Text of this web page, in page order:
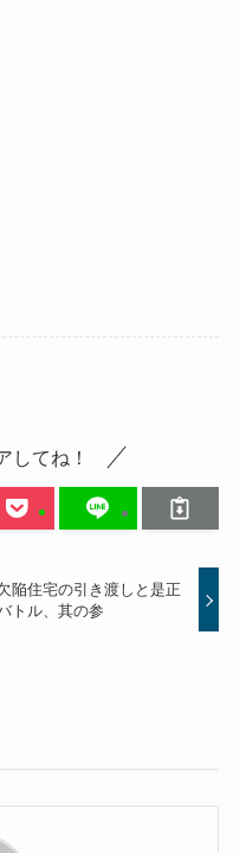
してね！
陥住宅の引き渡しと是正
トル、其の参